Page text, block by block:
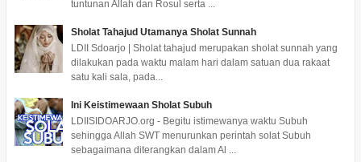
tuntunan Allah dan Rosul serta ...
Sholat Tahajud Utamanya Sholat Sunnah
LDII Sdoarjo | Sholat tahajud merupakan sholat sunnah yang
dilakukan pada waktu malam hari dalam satuan dua rakaat
satu kali sala, pada...
Ini Keistimewaan Sholat Subuh
LDIISIDOARJO.org - Begitu istimewanya waktu Subuh
sehingga Allah SWT menurunkan perintah solat Subuh
sebagaimana diterangkan dalam Al ...